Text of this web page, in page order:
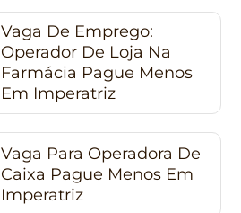
Vaga De Emprego:
Operador De Loja Na
Farmácia Pague Menos
Em Imperatriz
Vaga Para Operadora De
Caixa Pague Menos Em
Imperatriz